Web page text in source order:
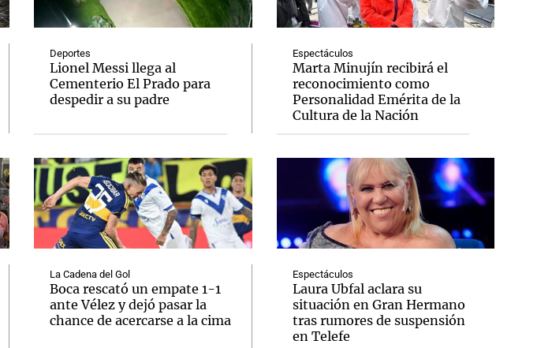
Deportes
Lionel Messi llega al
Cementerio El Prado para
despedir a su padre
La Cadena del Gol
Boca rescató un empate 1-1
ante Vélez y dejó pasar la
chance de acercarse a la cima
Espectáculos
Marta Minujín recibirá el
reconocimiento como
Personalidad Emérita de la
Cultura de la Nación
Espectáculos
Laura Ubfal aclara su
situación en Gran Hermano
tras rumores de suspensión
en Telefe
de Arequito Cadena 3 en Groenlandia
Notas